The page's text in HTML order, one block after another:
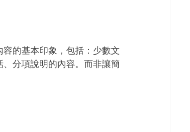
的基本印象，包括：少數文
分項說明的內容。而非讓簡